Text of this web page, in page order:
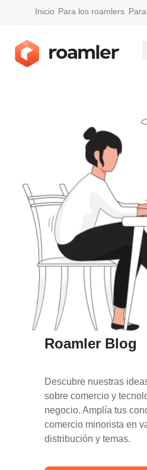
Inicio Para los roamlers
Roamler Blog
Descubre nuestras
sobre comercio y
negocio. Amplía tus
comercio minorista en
distribución y temas.